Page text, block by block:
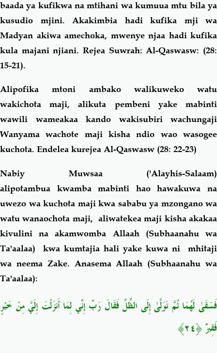
baada ya kufikwa na mtihani wa kumuua mtu bila ya
kusudio mjini. Akakimbia hadi kufika mji wa
Madyan akiwa amechoka, mwenye njaa hadi kufika
kula majani njiani. Rejea Suwrah: Al-Qaswasw: (28:
15-21).
Alipofika mtoni ambako walikuweko watu
wakichota maji, alikuta pembeni yake mabinti
wawili wameakaa kando wakisubiri wachungaji
Wanyama wachote maji kisha ndio wao wasogee
kuchota. Endelea kurejea Al-Qaswasw (28: 22-23)
Nabiy Muwsaa ('Alayhis-Salaam)
alipotambua kwamba mabinti hao hawakuwa na
uwezo wa kuchota maji kwa sababu ya mzongano wa
watu wanaochota maji, aliwatekea maji kisha akakaa
kivulini na akamwomba Allaah (Subhaanahu wa
Ta'aalaa) kwa kumtajia hali yake kuwa ni mhitaji
wa neema Zake. Anasema Allaah (Subhaanahu wa
Ta'aalaa):
فَسَقَىٰ لَهُمَا ثُمَّ تَوَلَّىٰ إِلَى الظِّلِّ فَقَالَ رَبِّ إِنِّي لِمَا أَنزَلْتَ إِلَيَّ مِنْ خَيْرٍ
فَقِيرٌ ﴿٢٤﴾